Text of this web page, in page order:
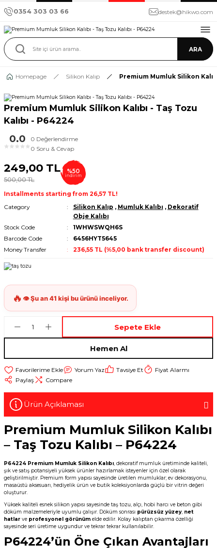
0354 303 03 66 destek@hikwo.com
ARA
Homepage Silikon Kalıp Premium Mumluk Silikon
Premium Mumluk Silikon Kalıbı - Taş Tozu
Kalıbı - P64224
0.0
★ ★ ★ ★ ★
0 Değerlendirme
0 Soru & Cevap
249,00 TL
500,00 TL
%50
indirim
Installments starting from 26,57 TL!
Category
Silikon Kalıp , Mumluk Kalıbı , Dekoratif
Obje Kalıbı
Stock Code
1WHWSWQH6S
Barcode Code
6456HYT5645
Money Transfer
236,55 TL (%5,00 bank transfer discount)
Sepete Ekle
Hemen Al
Yorum Yaz Tavsiye Et
Fiyat Alarmı
Paylaş
Compare
Ürün Açıklaması
Premium Mumluk Silikon Kalıbı
– Taş Tozu Kalıbı – P64224
P64224 Premium Mumluk Silikon Kalıbı, dekoratif mumluk üretiminde kaliteli,
şık ve satış potansiyeli yüksek ürünler hazırlamak isteyenler için özel olarak
geliştirilmiştir. Premium form yapısı sayesinde üretilen mumluklar; ev dekorasyonu,
masaüstü aksesuarı, hediyelik ürün ve butik koleksiyonlarda güçlü bir vitrin değeri
oluşturur.
Yüksek kaliteli esnek silikon yapısı sayesinde taş tozu, alçı, hobi harcı ve beton gibi
döküm malzemeleriyle uyumlu çalışır. Döküm sonrası pürüzsüz yüzey, net
hatlar ve profesyonel görünüm elde edilir. Kolay kalıptan çıkarma özelliği
sayesinde seri üretime uygundur ve tekrar tekrar kullanılabilir.
P64224’ün Öne Çıkan Avantajları